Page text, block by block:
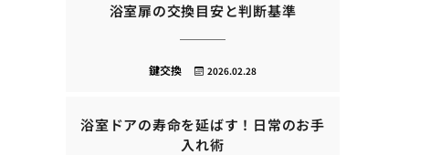
浴室扉の交換目安と判断基準
2026.02.28
鍵交換
浴室ドアの寿命を延ばす！日常のお手
入れ術